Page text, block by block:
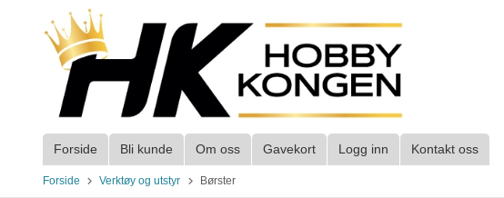
innholdet
Forside Bli kunde Om oss Gavekort Logg inn Kontakt oss
Forside Verktøy og utstyr Børster